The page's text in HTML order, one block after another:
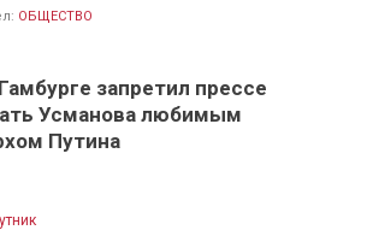
ОБЩЕСТВО
запретил прессе
Усманова любимым
Путина